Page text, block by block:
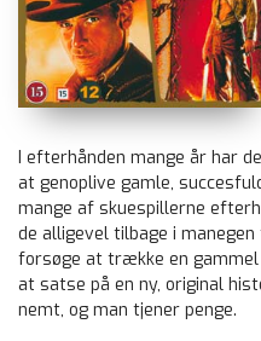
I efterhånden mange år har
at genoplive gamle,
mange af skuespillerne
de alligevel tilbage i
forsøge at trække en
at satse på en ny, original
nemt, og man tjener penge.